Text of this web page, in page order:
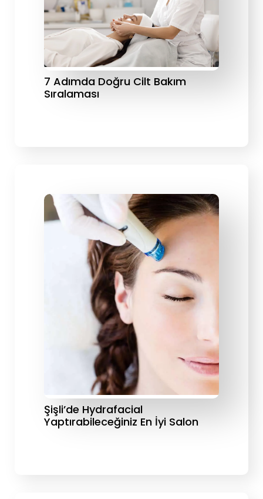
7 Adımda Doğru Cilt Bakım
Sıralaması
Şişli’de Hydrafacial
Yaptırabileceğiniz En İyi Salon